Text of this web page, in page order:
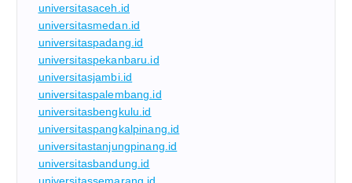
universitasaceh.id
universitasmedan.id
universitaspadang.id
universitaspekanbaru.id
universitasjambi.id
universitaspalembang.id
universitasbengkulu.id
universitaspangkalpinang.id
universitastanjungpinang.id
universitasbandung.id
universitassemarang.id